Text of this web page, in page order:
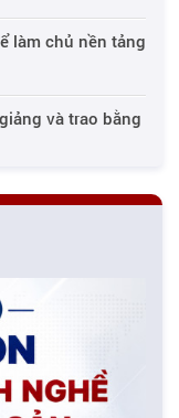
làm chủ nền tảng
và trao bằng